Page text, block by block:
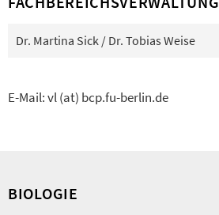
Dr. Martina Sick / Dr. Tobias Weise
E-Mail: vl (at) bcp.fu-berlin.de
BIOLOGIE